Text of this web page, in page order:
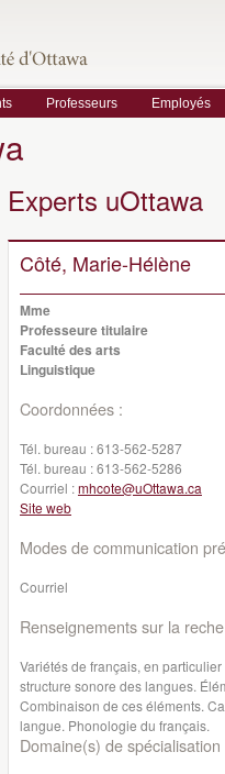
Professeurs Employés
Experts uOttawa
Côté, Marie-Hélène
Mme
Professeure titulaire
Faculté des arts
Linguistique
Coordonnées :
Tél. bureau :613-562-5287
Tél. bureau :613-562-5286
Courriel :mhcote@uOttawa.ca
Site web
Modes de communication
Courriel
Renseignements sur la
Variétés de français, en
structure sonore des langues.
Combinaison de ces éléments.
langue. Phonologie du français.
Domaine(s) de spécialisation